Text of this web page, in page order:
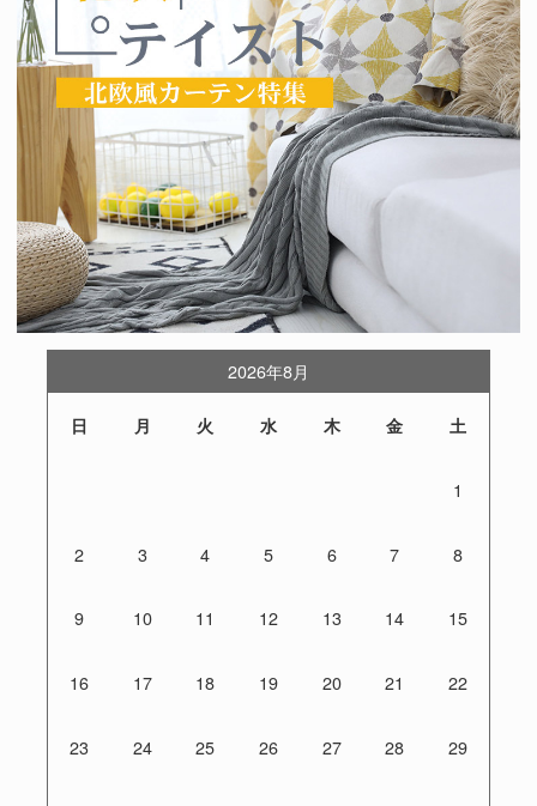
2026年8月
日 月 火 水 木 金 土
1
2 3 4 5 6 7 8
9 10 11 12 13 14 15
16 17 18 19 20 21 22
23 24 25 26 27 28 29